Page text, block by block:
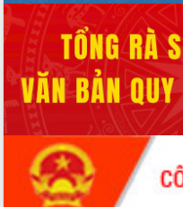
số y tế tại Đắk Lắk
Chuyển đổi số thư viện: Mở rộng
không gian tri thức trong thời đại số
Đánh giá, rút kinh nghiệm công tác tổ
chức diễn tập trước ngày bầu cử
Chương trình “Gặp gỡ hữu nghị –
Friendship Meeting New Year 2026”
Bầu cử Quốc hội và HĐND: Cử tri Đắk
Lắk gửi gắm niềm tin, kỳ vọng vào lá
phiếu